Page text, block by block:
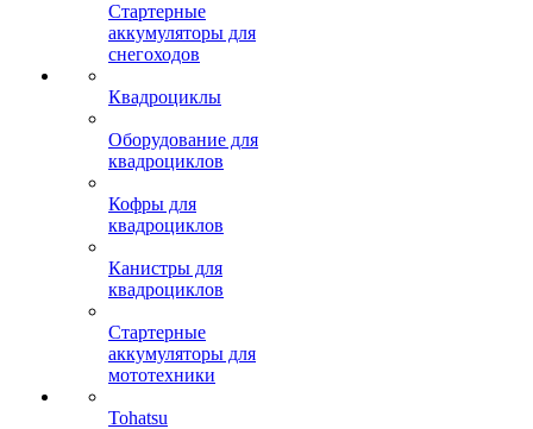
Стартерные
аккумуляторы для
снегоходов
Квадроциклы
Оборудование для
квадроциклов
Кофры для
квадроциклов
Канистры для
квадроциклов
Стартерные
аккумуляторы для
мототехники
Tohatsu